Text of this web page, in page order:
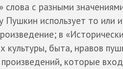
слова с разными
использует то или
в
быта, нравов
которые